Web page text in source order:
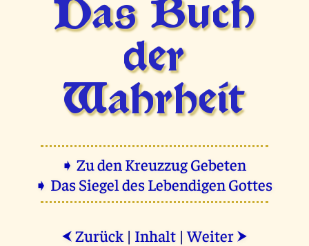
Das Buch
der
Wahrheit
➧ Zu den Kreuzzug Gebeten
➧ Das Siegel des Lebendigen Gottes
⮜ Zurück | Inhalt |Weiter ⮞